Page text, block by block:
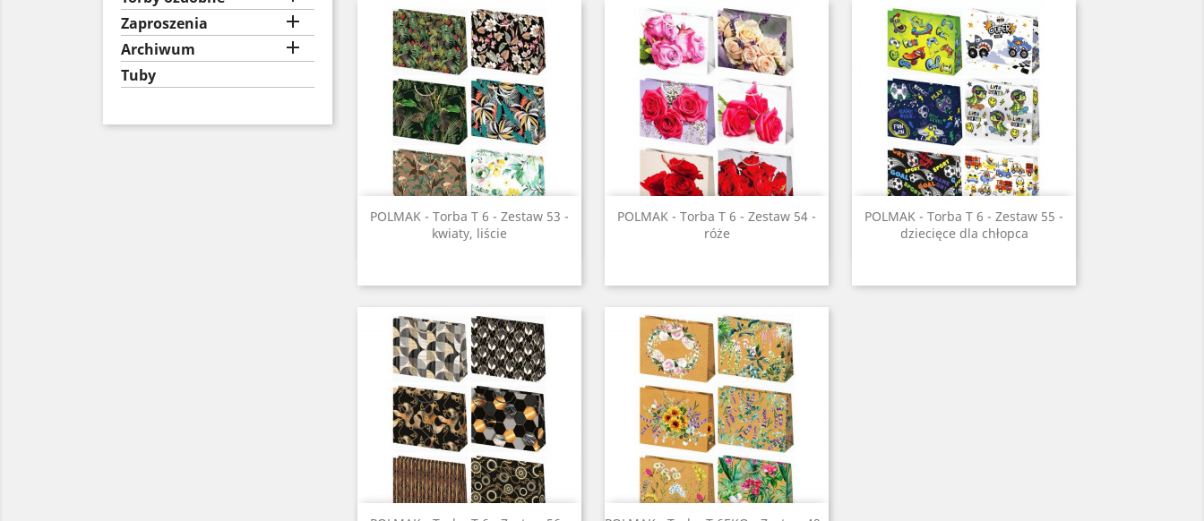
Zaproszenia 
Archiwum 
Tuby
POLMAK - Torba T 6 - Zestaw 53 -
kwiaty, liście
Szybki podgląd
POLMAK - Torba T 6 - Zestaw 54 -
róże
Szybki podgląd
POLMAK - Torba T 6 - Zestaw 55 -
dziecięce dla chłopca
Szybki podgląd